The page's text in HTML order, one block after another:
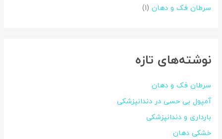
سرطان فک و دهان (1)
نوشته‌های تازه
سرطان فک و دهان
آمپول بی حسی در دندانپزشکی
بارداری و دندانپزشکی
خشکی دهان